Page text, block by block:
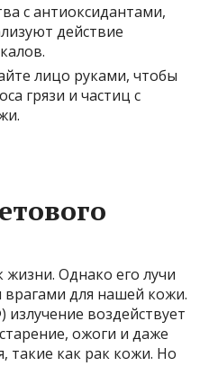
с антиоксидантами,
действие
лицо руками, чтобы
грязи и частиц с
Однако его лучи
для нашей кожи.
воздействует
ожоги и даже
такие как рак кожи. Но